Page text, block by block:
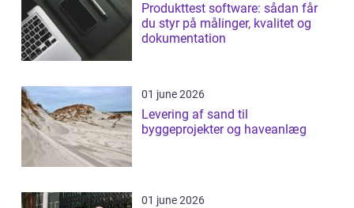
Produkttest software: sådan får
du styr på målinger, kvalitet og
dokumentation
01 june 2026
Levering af sand til
byggeprojekter og haveanlæg
01 june 2026